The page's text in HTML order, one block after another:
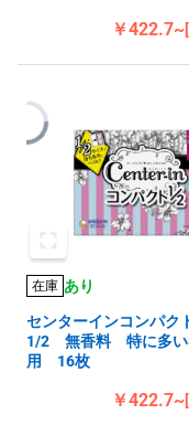
￥422.7~
在庫 あり
センターインコンパク
1/2 無香料 特に多い
用 16枚
￥422.7~